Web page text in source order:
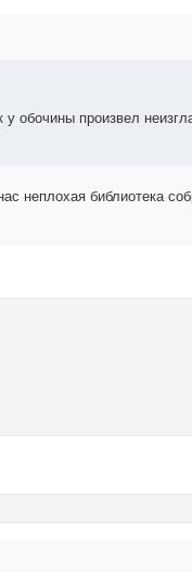
обочины произвел
неплохая библиотека